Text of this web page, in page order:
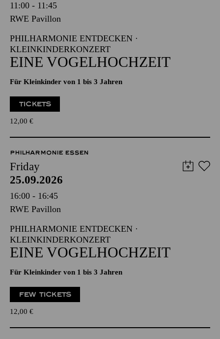
11:00 - 11:45
RWE Pavillon
PHILHARMONIE ENTDECKEN ·
KLEINKINDERKONZERT
EINE VOGELHOCHZEIT
Für Kleinkinder von 1 bis 3 Jahren
TICKETS
12,00 €
PHILHARMONIE ESSEN
Friday
25.09.2026
16:00 - 16:45
RWE Pavillon
PHILHARMONIE ENTDECKEN ·
KLEINKINDERKONZERT
EINE VOGELHOCHZEIT
Für Kleinkinder von 1 bis 3 Jahren
FEW TICKETS
12,00 €